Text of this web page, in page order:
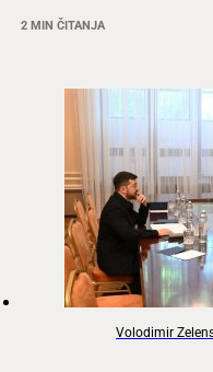
2 MIN ČITANJA
Volodimir